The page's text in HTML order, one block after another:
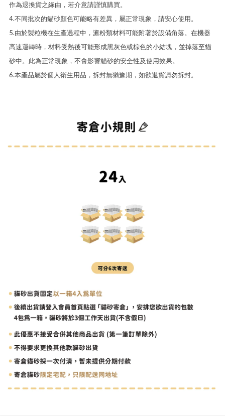
作為退換貨之緣由，若介意請謹慎購買。
4.不同批次的貓砂顏色可能略有差異，屬正常現象，請安心使用。
5.由於製粒機在生產過程中，澱粉類材料可能附著於設備角落。在機器
高速運轉時，材料受熱後可能形成黑灰色或棕色的小結塊，並掉落至貓
砂中。此為正常現象，不會影響貓砂的安全性及使用效果。
6.本產品屬於個人衛生用品，拆封無猶豫期，如欲退貨請勿拆封。